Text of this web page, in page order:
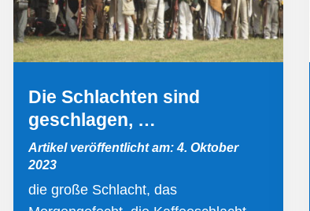
Die Schlachten sind
geschlagen, …
Artikel veröffentlicht am: 4. Oktober
2023
die große Schlacht, das